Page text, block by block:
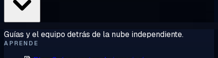
Guías y el equipo detrás de la nube independiente.
APRENDE